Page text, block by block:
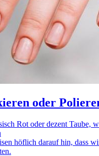
oder
Rot oder dezent Taube,
höflich darauf hin, dass